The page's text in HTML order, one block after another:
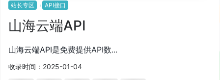
站长专区 API接口
山海云端API
山海云端API是免费提供API数...
收录时间：2025-01-04